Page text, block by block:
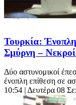
Τουρκία:
Σμύρνη –
Δύο αστυνομικοί
ένοπλη επίθεση σε
10:54 | Δευτέρα 08